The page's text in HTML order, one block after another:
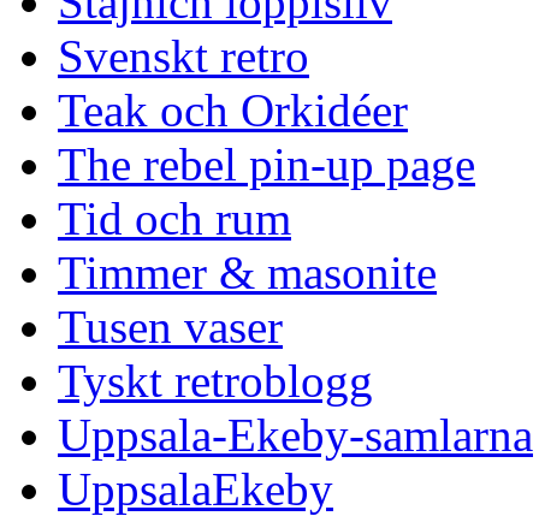
Svenskt retro
Teak och Orkidéer
The rebel pin-up page
Tid och rum
Timmer & masonite
Tusen vaser
Tyskt retroblogg
Uppsala-Ekeby-samlarna
UppsalaEkeby